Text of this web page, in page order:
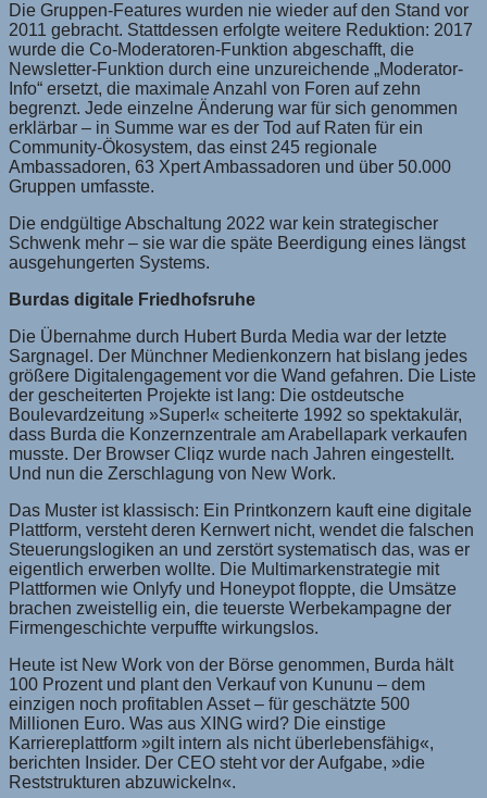
Die Gruppen-Features wurden nie wieder auf den Stand vor
2011 gebracht. Stattdessen erfolgte weitere Reduktion: 2017
wurde die Co-Moderatoren-Funktion abgeschafft, die
Newsletter-Funktion durch eine unzureichende „Moderator-
Info“ ersetzt, die maximale Anzahl von Foren auf zehn
begrenzt. Jede einzelne Änderung war für sich genommen
erklärbar – in Summe war es der Tod auf Raten für ein
Community-Ökosystem, das einst 245 regionale
Ambassadoren, 63 Xpert Ambassadoren und über 50.000
Gruppen umfasste.
Die endgültige Abschaltung 2022 war kein strategischer
Schwenk mehr – sie war die späte Beerdigung eines längst
ausgehungerten Systems.
Burdas digitale Friedhofsruhe
Die Übernahme durch Hubert Burda Media war der letzte
Sargnagel. Der Münchner Medienkonzern hat bislang jedes
größere Digitalengagement vor die Wand gefahren. Die Liste
der gescheiterten Projekte ist lang: Die ostdeutsche
Boulevardzeitung »Super!« scheiterte 1992 so spektakulär,
dass Burda die Konzernzentrale am Arabellapark verkaufen
musste. Der Browser Cliqz wurde nach Jahren eingestellt.
Und nun die Zerschlagung von New Work.
Das Muster ist klassisch: Ein Printkonzern kauft eine digitale
Plattform, versteht deren Kernwert nicht, wendet die falschen
Steuerungslogiken an und zerstört systematisch das, was er
eigentlich erwerben wollte. Die Multimarkenstrategie mit
Plattformen wie Onlyfy und Honeypot floppte, die Umsätze
brachen zweistellig ein, die teuerste Werbekampagne der
Firmengeschichte verpuffte wirkungslos.
Heute ist New Work von der Börse genommen, Burda hält
100 Prozent und plant den Verkauf von Kununu – dem
einzigen noch profitablen Asset – für geschätzte 500
Millionen Euro. Was aus XING wird? Die einstige
Karriereplattform »gilt intern als nicht überlebensfähig«,
berichten Insider. Der CEO steht vor der Aufgabe, »die
Reststrukturen abzuwickeln«.